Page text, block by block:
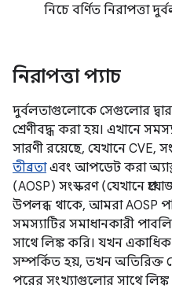
নিচে বর্ণিত নিরাপত্তা
নিরাপত্তা প্যাচ
দুর্বলতাগুলোকে সেগুলোর
শ্রেণীবদ্ধ করা হয়। এখানে
সারণী রয়েছে, যেখানে CVE,
তীব্রতাএবং আপডেট করা
(AOSP) সংস্করণ (যেখানে
উপলব্ধ থাকে, আমরা AOSP
সমস্যাটির সমাধানকারী
সাথে লিঙ্ক করি। যখন
সম্পর্কিত হয়, তখন
পরের সংখ্যাগুলোর সাথে লিঙ্ক